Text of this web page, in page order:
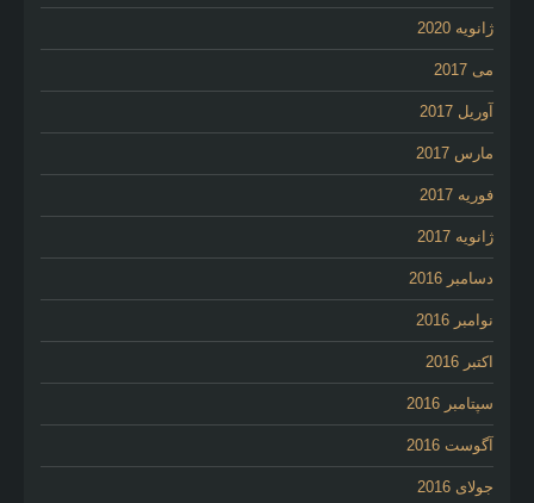
ژانویه 2020
می 2017
آوریل 2017
مارس 2017
فوریه 2017
ژانویه 2017
دسامبر 2016
نوامبر 2016
اکتبر 2016
سپتامبر 2016
آگوست 2016
جولای 2016